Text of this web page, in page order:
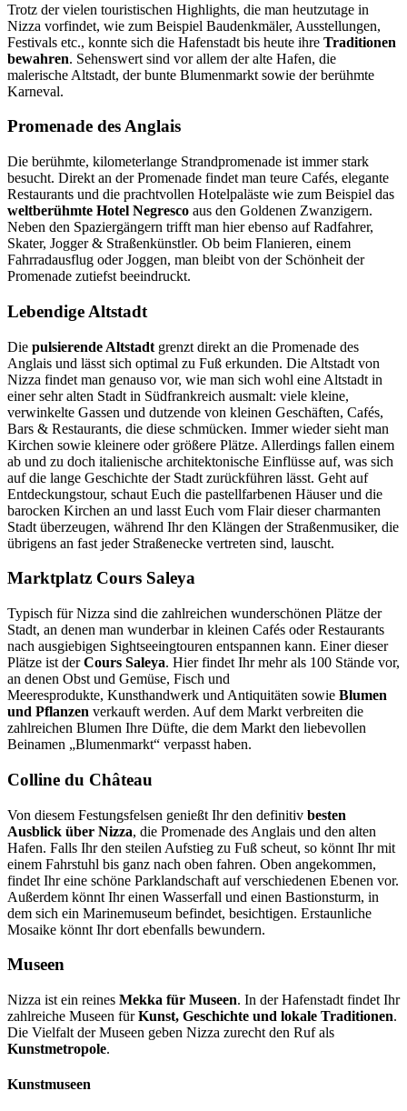
Trotz der vielen touristischen Highlights, die man heutzutage in
Nizza vorfindet, wie zum Beispiel Baudenkmäler, Ausstellungen,
Festivals etc., konnte sich die Hafenstadt bis heute ihre Traditionen
bewahren. Sehenswert sind vor allem der alte Hafen, die
malerische Altstadt, der bunte Blumenmarkt sowie der berühmte
Karneval.
Promenade des Anglais
Die berühmte, kilometerlange Strandpromenade ist immer stark
besucht. Direkt an der Promenade findet man teure Cafés, elegante
Restaurants und die prachtvollen Hotelpaläste wie zum Beispiel das
weltberühmte Hotel Negresco aus den Goldenen Zwanzigern.
Neben den Spaziergängern trifft man hier ebenso auf Radfahrer,
Skater, Jogger & Straßenkünstler. Ob beim Flanieren, einem
Fahrradausflug oder Joggen, man bleibt von der Schönheit der
Promenade zutiefst beeindruckt.
Lebendige Altstadt
Die pulsierende Altstadt grenzt direkt an die Promenade des
Anglais und lässt sich optimal zu Fuß erkunden. Die Altstadt von
Nizza findet man genauso vor, wie man sich wohl eine Altstadt in
einer sehr alten Stadt in Südfrankreich ausmalt: viele kleine,
verwinkelte Gassen und dutzende von kleinen Geschäften, Cafés,
Bars & Restaurants, die diese schmücken. Immer wieder sieht man
Kirchen sowie kleinere oder größere Plätze. Allerdings fallen einem
ab und zu doch italienische architektonische Einflüsse auf, was sich
auf die lange Geschichte der Stadt zurückführen lässt. Geht auf
Entdeckungstour, schaut Euch die pastellfarbenen Häuser und die
barocken Kirchen an und lasst Euch vom Flair dieser charmanten
Stadt überzeugen, während Ihr den Klängen der Straßenmusiker, die
übrigens an fast jeder Straßenecke vertreten sind, lauscht.
Marktplatz Cours Saleya
Typisch für Nizza sind die zahlreichen wunderschönen Plätze der
Stadt, an denen man wunderbar in kleinen Cafés oder Restaurants
nach ausgiebigen Sightseeingtouren entspannen kann. Einer dieser
Plätze ist derCours Saleya. Hier findet Ihr mehr als 100 Stände vor,
an denen Obst und Gemüse, Fisch und
Meeresprodukte, Kunsthandwerk und Antiquitäten sowie Blumen
und Pflanzen verkauft werden. Auf dem Markt verbreiten die
zahlreichen Blumen Ihre Düfte, die dem Markt den liebevollen
Beinamen „Blumenmarkt“ verpasst haben.
Colline du Château
Von diesem Festungsfelsen genießt Ihr den definitiv besten
Ausblick über Nizza, die Promenade des Anglais und den alten
Hafen. Falls Ihr den steilen Aufstieg zu Fuß scheut, so könnt Ihr mit
einem Fahrstuhl bis ganz nach oben fahren. Oben angekommen,
findet Ihr eine schöne Parklandschaft auf verschiedenen Ebenen vor.
Außerdem könnt Ihr einen Wasserfall und einen Bastionsturm, in
dem sich ein Marinemuseum befindet, besichtigen. Erstaunliche
Mosaike könnt Ihr dort ebenfalls bewundern.
Museen
Nizza ist ein reines Mekka für Museen. In der Hafenstadt findet Ihr
zahlreiche Museen fürKunst, Geschichte und lokale Traditionen.
Die Vielfalt der Museen geben Nizza zurecht den Ruf als
Kunstmetropole.
Kunstmuseen